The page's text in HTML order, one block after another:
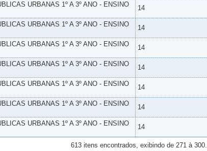
URBANAS 1º A 3º ANO - ENSINO
14
URBANAS 1º A 3º ANO - ENSINO
14
URBANAS 1º A 3º ANO - ENSINO
14
URBANAS 1º A 3º ANO - ENSINO
14
URBANAS 1º A 3º ANO - ENSINO
14
URBANAS 1º A 3º ANO - ENSINO
14
URBANAS 1º A 3º ANO - ENSINO
14
613 itens encontrados, exibindo de 271 à 300.